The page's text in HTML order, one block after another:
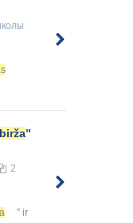
birža"
2
” ir